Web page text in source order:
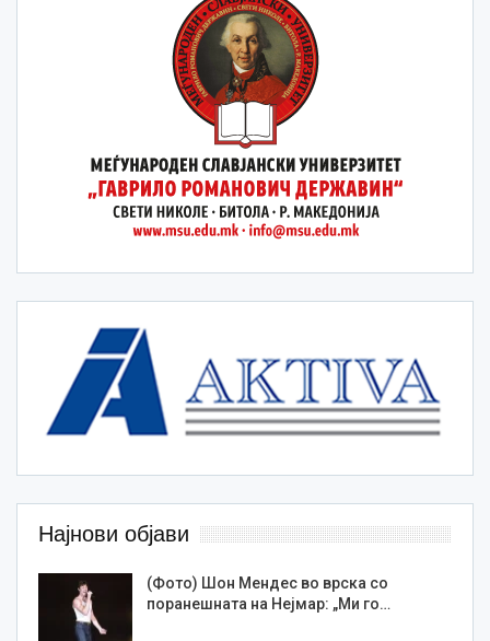
Најнови објави
(Фото) Шон Мендес во врска со
поранешната на Нејмар: „Ми го…